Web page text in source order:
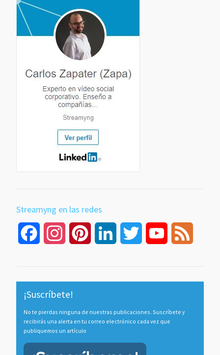
Streamyng en las redes
Facebook InstagramPinterest LinkedIn Twitter YouTube
¡Suscríbete!
No te pierdas ninguna de nuestras publicaciones. Suscríbete y
recibirás una alerta en tu correo electrónico cada vez que
publiquemos un artículo